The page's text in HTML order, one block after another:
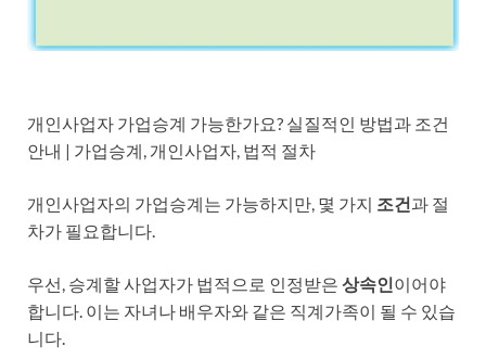
개인사업자 가업승계 가능한가요? 실질적인 방법과 조건
안내 | 가업승계, 개인사업자, 법적 절차
개인사업자의 가업승계는 가능하지만, 몇 가지 조건과 절
차가 필요합니다.
우선, 승계할 사업자가 법적으로 인정받은 상속인이어야
합니다. 이는 자녀나 배우자와 같은 직계가족이 될 수 있습
니다.